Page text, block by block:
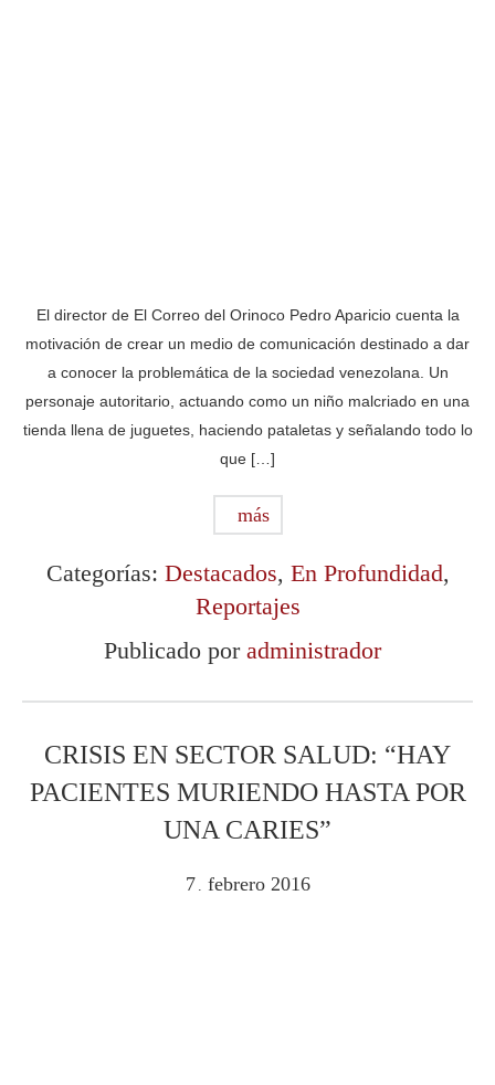
El director de El Correo del Orinoco Pedro Aparicio cuenta la
motivación de crear un medio de comunicación destinado a dar
a conocer la problemática de la sociedad venezolana. Un
personaje autoritario, actuando como un niño malcriado en una
tienda llena de juguetes, haciendo pataletas y señalando todo lo
que […]
más
Categorías: Destacados, En Profundidad,
Reportajes
Publicado por administrador
CRISIS EN SECTOR SALUD: “HAY
PACIENTES MURIENDO HASTA POR
UNA CARIES”
7 febrero 2016